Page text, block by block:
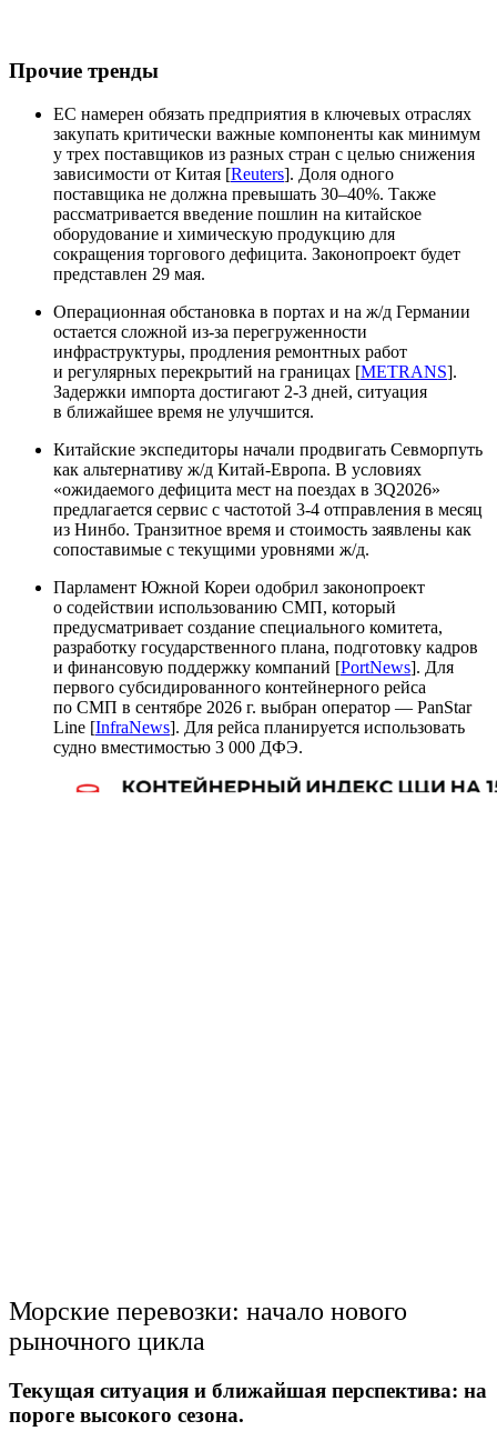
Прочие тренды
ЕС намерен обязать предприятия в ключевых отраслях
закупать критически важные компоненты как минимум
у трех поставщиков из разных стран с целью снижения
зависимости от Китая [Reuters]. Доля одного
поставщика не должна превышать 30–40%. Также
рассматривается введение пошлин на китайское
оборудование и химическую продукцию для
сокращения торгового дефицита. Законопроект будет
представлен 29 мая.
Операционная обстановка в портах и на ж/д Германии
остается сложной из-за перегруженности
инфраструктуры, продления ремонтных работ
и регулярных перекрытий на границах [METRANS].
Задержки импорта достигают 2-3 дней, ситуация
в ближайшее время не улучшится.
Китайские экспедиторы начали продвигать Севморпуть
как альтернативу ж/д Китай-Европа. В условиях
«ожидаемого дефицита мест на поездах в 3Q2026»
предлагается сервис с частотой 3-4 отправления в месяц
из Нинбо. Транзитное время и стоимость заявлены как
сопоставимые с текущими уровнями ж/д.
Парламент Южной Кореи одобрил законопроект
о содействии использованию СМП, который
предусматривает создание специального комитета,
разработку государственного плана, подготовку кадров
и финансовую поддержку компаний [PortNews]. Для
первого субсидированного контейнерного рейса
по СМП в сентябре 2026 г. выбран оператор — PanStar
Line [InfraNews]. Для рейса планируется использовать
судно вместимостью 3 000 ДФЭ.
Морские перевозки: начало нового
рыночного цикла
Текущая ситуация и ближайшая перспектива: на
пороге высокого сезона.